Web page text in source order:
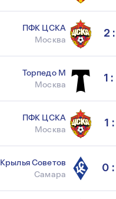
ПФК ЦСКА
Москва
2
Торпедо М
Москва
1
ПФК ЦСКА
Москва
1
Крылья Советов
Самара
0